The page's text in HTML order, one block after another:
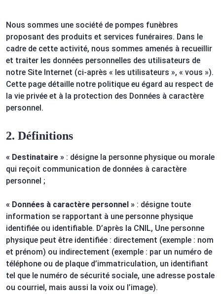
Nous sommes une société de pompes funèbres
proposant des produits et services funéraires. Dans le
cadre de cette activité, nous sommes amenés à recueillir
et traiter les données personnelles des utilisateurs de
notre Site Internet (ci-après « les utilisateurs », « vous »).
Cette page détaille notre politique eu égard au respect de
la vie privée et à la protection des Données à caractère
personnel.
2. Définitions
« Destinataire » : désigne la personne physique ou morale
qui reçoit communication de données à caractère
personnel ;
« Données à caractère personnel » : désigne toute
information se rapportant à une personne physique
identifiée ou identifiable. D’après la CNIL, Une personne
physique peut être identifiée : directement (exemple : nom
et prénom) ou indirectement (exemple : par un numéro de
téléphone ou de plaque d’immatriculation, un identifiant
tel que le numéro de sécurité sociale, une adresse postale
ou courriel, mais aussi la voix ou l’image).